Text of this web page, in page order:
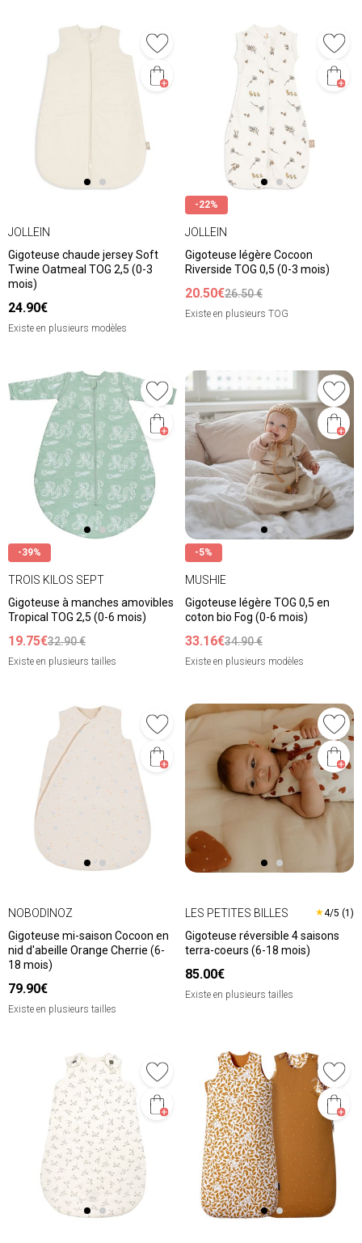
JOLLEIN
Gigoteuse chaude jersey Soft
Twine Oatmeal TOG 2,5 (0-3
mois)
24.90€
Existe en plusieurs modèles
-22%
JOLLEIN
Gigoteuse légère Cocoon
Riverside TOG 0,5 (0-3 mois)
20.50€26.50 €
Existe en plusieurs TOG
-39%
TROIS KILOS SEPT
Gigoteuse à manches amovibles
Tropical TOG 2,5 (0-6 mois)
19.75€32.90 €
Existe en plusieurs tailles
-5%
MUSHIE
Gigoteuse légère TOG 0,5 en
coton bio Fog (0-6 mois)
33.16€34.90 €
Existe en plusieurs modèles
NOBODINOZ
Gigoteuse mi-saison Cocoon en
nid d'abeille Orange Cherrie (6-
18 mois)
79.90€
Existe en plusieurs tailles
LES PETITES BILLES ★4/5 (1)
Gigoteuse réversible 4 saisons
terra-coeurs (6-18 mois)
85.00€
Existe en plusieurs tailles